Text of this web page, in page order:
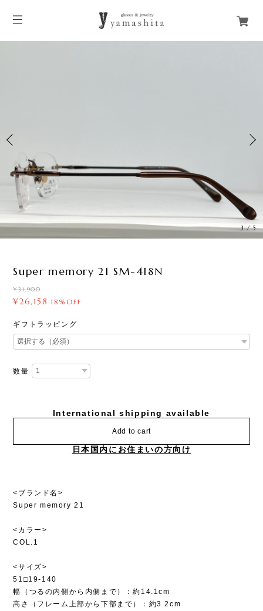
3/5
Super memory 21 SM-418N
¥31,900
¥26,158 18%OFF
ギフトラッピング
数量
International shipping available
Add to cart
日本国内にお住まいの方向け
<ブランド名>
Super memory 21
<カラー>
COL.1
<サイズ>
51□19-140
幅（つるの内側から内側まで）：約14.1cm
高さ（フレーム上部から下部まで）：約3.2cm